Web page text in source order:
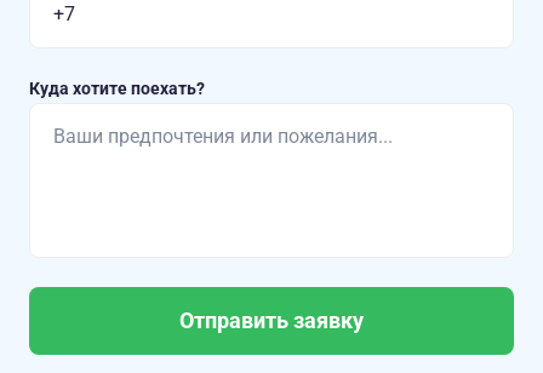
Куда хотите поехать?
Отправить заявку